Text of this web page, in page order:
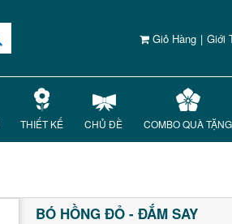
Giỏ Hàng | Giới
THIẾT KẾ CHỦ ĐỀ COMBO QUÀ TẶNG
BÓ HỒNG ĐỎ - ĐẮM SAY